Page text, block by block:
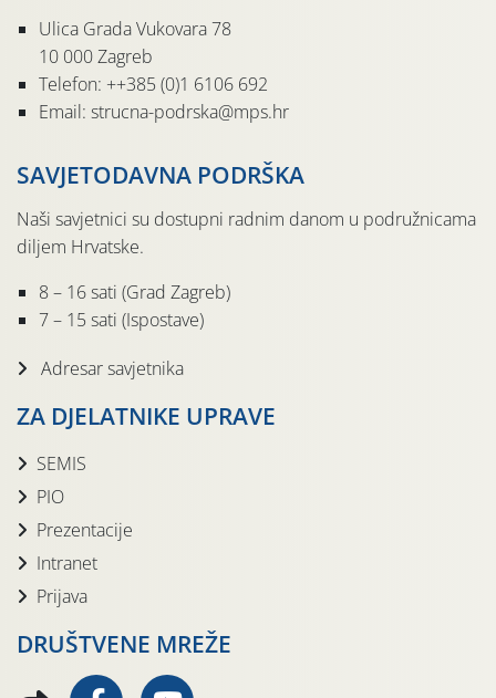
Ulica Grada Vukovara 78
10 000 Zagreb
Telefon: ++385 (0)1 6106 692
Email: strucna-podrska@mps.hr
SAVJETODAVNA PODRŠKA
Naši savjetnici su dostupni radnim danom u podružnicama
diljem Hrvatske.
8 – 16 sati (Grad Zagreb)
7 – 15 sati (Ispostave)
Adresar savjetnika
ZA DJELATNIKE UPRAVE
SEMIS
PIO
Prezentacije
Intranet
Prijava
DRUŠTVENE MREŽE